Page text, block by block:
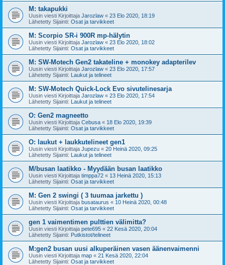
M: takapukki
Uusin viesti Kirjoittaja Jarozlaw « 23 Elo 2020, 18:19
Lähetetty Sijainti: Osat ja tarvikkeet
M: Scorpio SR-i 900R mp-hälytin
Uusin viesti Kirjoittaja Jarozlaw « 23 Elo 2020, 18:02
Lähetetty Sijainti: Osat ja tarvikkeet
M: SW-Motech Gen2 takateline + monokey adapterilev
Uusin viesti Kirjoittaja Jarozlaw « 23 Elo 2020, 17:57
Lähetetty Sijainti: Laukut ja telineet
M: SW-Motech Quick-Lock Evo sivutelinesarja
Uusin viesti Kirjoittaja Jarozlaw « 23 Elo 2020, 17:54
Lähetetty Sijainti: Laukut ja telineet
O: Gen2 magneetto
Uusin viesti Kirjoittaja Cebusa « 18 Elo 2020, 19:39
Lähetetty Sijainti: Osat ja tarvikkeet
O: laukut + laukkutelineet gen1
Uusin viesti Kirjoittaja Jupezu « 20 Heinä 2020, 09:25
Lähetetty Sijainti: Laukut ja telineet
M/busan laatikko - Myydään busan laatikko
Uusin viesti Kirjoittaja timppa72 « 13 Heinä 2020, 15:13
Lähetetty Sijainti: Osat ja tarvikkeet
M: Gen 2 swingi ( 3 tuumaa jarkettu )
Uusin viesti Kirjoittaja busataurus « 10 Heinä 2020, 00:48
Lähetetty Sijainti: Osat ja tarvikkeet
gen 1 vaimentimen pulttien välimitta?
Uusin viesti Kirjoittaja pete695 « 22 Kesä 2020, 20:04
Lähetetty Sijainti: Putkistot/telineet
M:gen2 busan uusi alkuperäinen vasen äänenvaimenni
Uusin viesti Kirjoittaja map « 21 Kesä 2020, 22:04
Lähetetty Sijainti: Osat ja tarvikkeet